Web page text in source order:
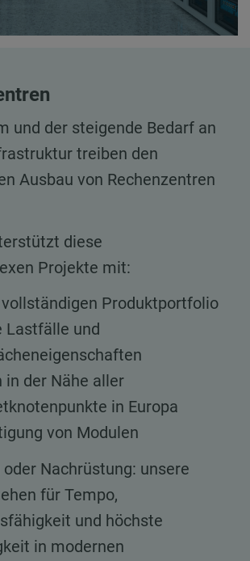
und der steigende Bedarf an
treiben den
Ausbau von Rechenzentren
diese
Projekte mit:
Produktportfolio
Lastfälle und
in der Nähe aller
in Europa
von Modulen
oder Nachrüstung: unsere
für Tempo,
und höchste
in modernen